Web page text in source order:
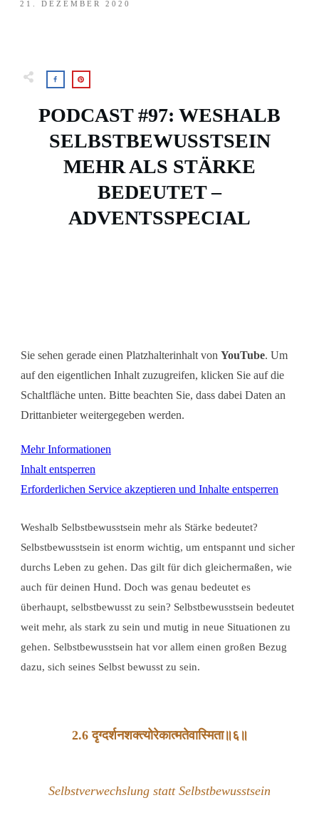
21. DEZEMBER 2020
PODCAST #97: WESHALB
SELBSTBEWUSSTSEIN
MEHR ALS STÄRKE
BEDEUTET –
ADVENTSSPECIAL
Sie sehen gerade einen Platzhalterinhalt von YouTube. Um
auf den eigentlichen Inhalt zuzugreifen, klicken Sie auf die
Schaltfläche unten. Bitte beachten Sie, dass dabei Daten an
Drittanbieter weitergegeben werden.
Mehr Informationen
Inhalt entsperren
Erforderlichen Service akzeptieren und Inhalte entsperren
Weshalb Selbstbewusstsein mehr als Stärke bedeutet?
Selbstbewusstsein ist enorm wichtig, um entspannt und sicher
durchs Leben zu gehen. Das gilt für dich gleichermaßen, wie
auch für deinen Hund. Doch was genau bedeutet es
überhaupt, selbstbewusst zu sein? Selbstbewusstsein bedeutet
weit mehr, als stark zu sein und mutig in neue Situationen zu
gehen. Selbstbewusstsein hat vor allem einen großen Bezug
dazu, sich seines Selbst bewusst zu sein.
2.6 दृग्दर्शनशक्त्योरेकात्मतेवास्मिता॥६॥
Selbstverwechslung statt Selbstbewusstsein